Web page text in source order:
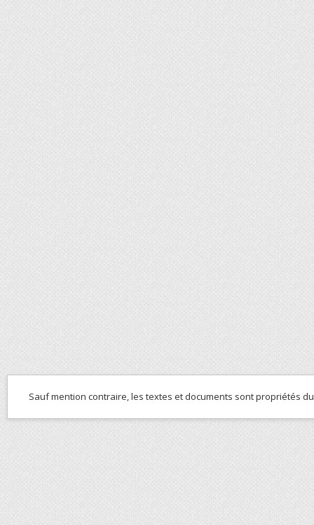
Sauf mention contraire, les textes et documents sont propriétés